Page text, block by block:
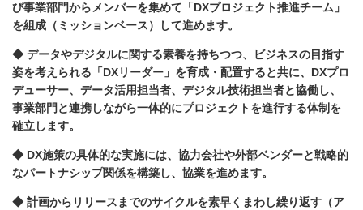
び事業部門からメンバーを集めて「DXプロジェクト推進チーム」
を組成（ミッションベース）して進めます。
◆ データやデジタルに関する素養を持ちつつ、ビジネスの目指す
姿を考えられる「DXリーダー」を育成・配置すると共に、DXプロ
デューサー、データ活用担当者、デジタル技術担当者と協働し、
事業部門と連携しながら一体的にプロジェクトを進行する体制を
確立します。
◆ DX施策の具体的な実施には、協力会社や外部ベンダーと戦略的
なパートナシップ関係を構築し、協業を進めます。
◆ 計画からリリースまでのサイクルを素早くまわし繰り返す（ア